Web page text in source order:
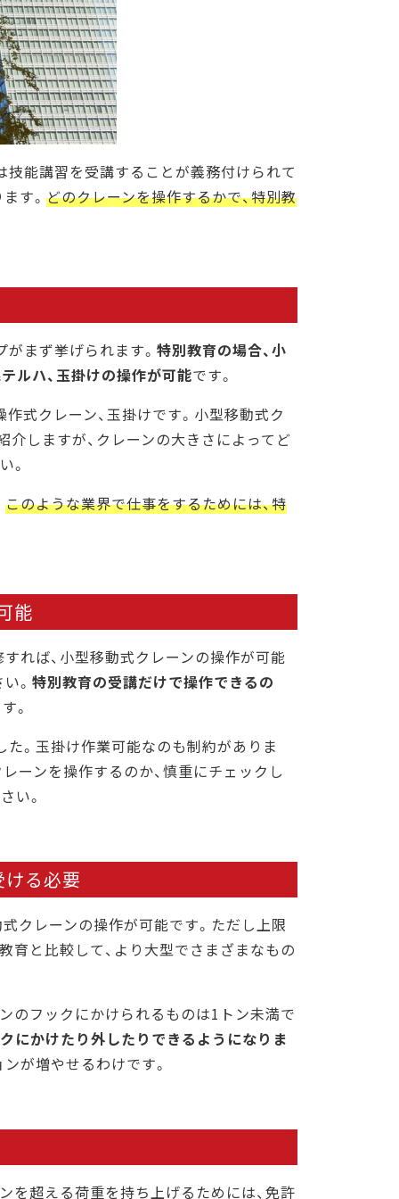
能講習を受講することが義務付けられて
す。 どのクレーンを操作するかで、特別教
まず挙げられます。 特別教育の場合、小
ルハ、玉掛けの操作が可能です。
式クレーン、玉掛けです。小型移動式ク
しますが、クレーンの大きさによってど
。
このような業界で仕事をするためには、特
能
れば、小型移動式クレーンの操作が可能
。 特別教育の受講だけで操作できるの
。
。玉掛け作業可能なのも制約がありま
ーンを操作するのか、慎重にチェックし
い。
る必要
クレーンの操作が可能です。ただし上限
育と比較して、より大型でさまざまなもの
のフックにかけられるものは1トン未満で
にかけたり外したりできるようになりま
が増やせるわけです。
を超える荷重を持ち上げるためには、免許